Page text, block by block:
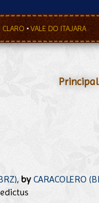
CLARO •VALE DO ITAJARA
Principal
, by CARACOLERO